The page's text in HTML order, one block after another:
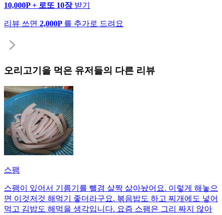
10,000P + 로또 10장 받기
리뷰 쓰면 2,000P 를 추가로 드려요
오리고기 을 먹은 유저들의 다른 리뷰
스팸
스팸이 있어서 기름기를 뺄겸 살짝 삶아놨어요. 이렇게 해놓으
면 이것저것 해먹기 좋더라구요. 볶음밥도 하고 찌개에도 넣어
먹고 김밥도 해먹을 생각입니다. 요즘 스팸은 그리 짜지 않아